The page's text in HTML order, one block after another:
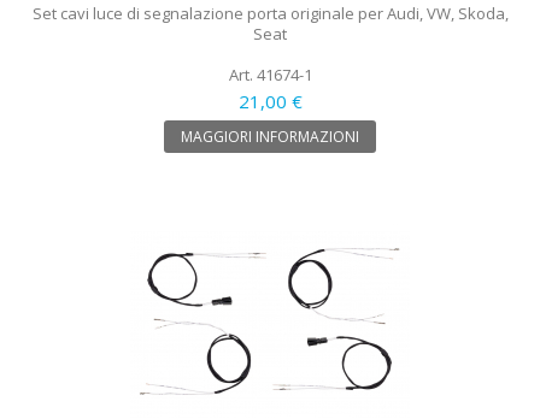
Set cavi luce di segnalazione porta originale per Audi, VW, Skoda,
Seat
Art. 41674-1
21,00 €
MAGGIORI INFORMAZIONI